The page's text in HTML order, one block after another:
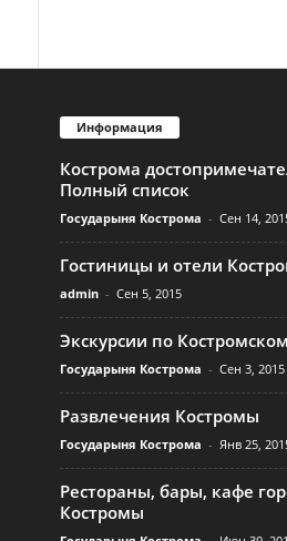
Информация
Кострома
Полный список
Государыня Кострома - Сен 14,
Гостиницы и отели
admin - Сен 5, 2015
Экскурсии по
Государыня Кострома - Сен 3, 2015
Развлечения Костромы
Государыня Кострома - Янв 25,
Рестораны, бары, кафе
Костромы